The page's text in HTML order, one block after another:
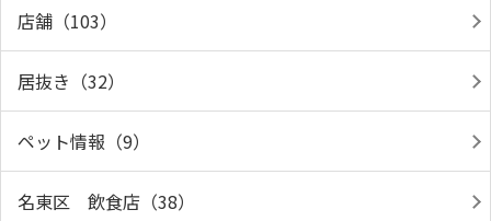
店舗（103）
居抜き（32）
ペット情報（9）
名東区 飲食店（38）